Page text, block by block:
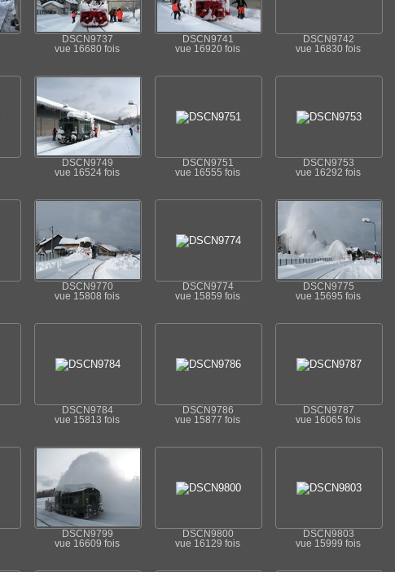
DSCN9737
vue 16680 fois
DSCN9741
vue 16920 fois
DSCN9742
vue 16830 fois
DSCN9749
vue 16524 fois
DSCN9751
vue 16555 fois
DSCN9753
vue 16292 fois
DSCN9770
vue 15808 fois
DSCN9774
vue 15859 fois
DSCN9775
vue 15695 fois
DSCN9784
vue 15813 fois
DSCN9786
vue 15877 fois
DSCN9787
vue 16065 fois
DSCN9799
vue 16609 fois
DSCN9800
vue 16129 fois
DSCN9803
vue 15999 fois